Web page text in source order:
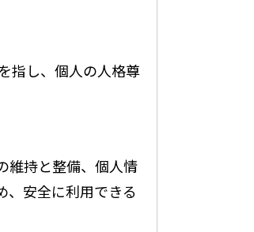
指し、個人の人格尊
維持と整備、個人情
、安全に利用できる